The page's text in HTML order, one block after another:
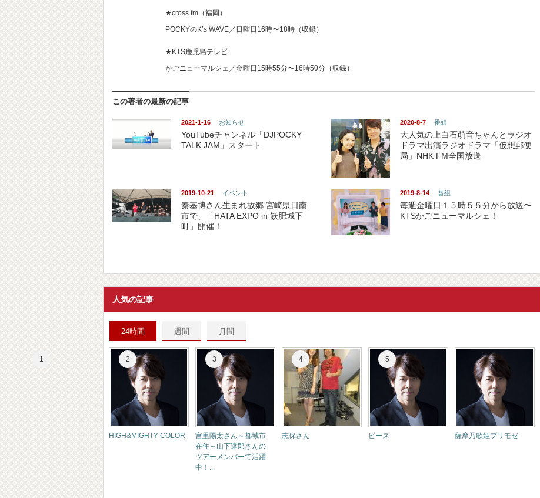
★cross fm（福岡）
POCKYのK’s WAVE／日曜日16時〜18時（収録）
★KTS鹿児島テレビ
かごニューマルシェ／金曜日15時55分〜16時50分（収録）
この著者の最新の記事
2021-1-16 お知らせ
YouTubeチャンネル「DJPOCKY
TALK JAM」スタート
2020-8-7 番組
大人気の上白石萌音ちゃんとラジオ
ドラマ出演ラジオドラマ「仮想郵便
局」NHK FM全国放送
2019-10-21 イベント
秦基博さん生まれ故郷 宮崎県日南
市で、「HATA EXPO in 飫肥城下
町」開催！
2019-8-14 番組
毎週金曜日１５時５５分から放送〜
KTSかごニューマルシェ！
人気の記事
24時間 週間 月間
HIGH&MIGHTY COLOR
宮里陽太さん～都城市
在住～山下達郎さんの
ツアーメンバーで活躍
中！...
志保さん ピース 薩摩乃歌姫プリモゼ